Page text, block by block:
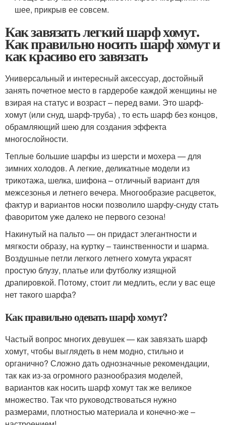
шее, прикрыв ее совсем.
Как завязать легкий шарф хомут.
Как правильно носить шарф хомут и
как красиво его завязать
Универсальный и интересный аксессуар, достойный
занять почетное место в гардеробе каждой женщины не
взирая на статус и возраст – перед вами. Это шарф-
хомут (или снуд, шарф-труба) , то есть шарф без концов,
обрамляющий шею для создания эффекта
многослойности.
Теплые большие шарфы из шерсти и мохера — для
зимних холодов. А легкие, деликатные модели из
трикотажа, шелка, шифона – отличный вариант для
межсезонья и летнего вечера. Многообразие расцветок,
фактур и вариантов носки позволило шарфу-снуду стать
фаворитом уже далеко не первого сезона!
Накинутый на пальто — он придаст элегантности и
мягкости образу, на куртку – таинственности и шарма.
Воздушные петли легкого летнего хомута украсят
простую блузу, платье или футболку изящной
драпировкой. Потому, стоит ли медлить, если у вас еще
нет такого шарфа?
Как правильно одевать шарф хомут?
Частый вопрос многих девушек — как завязать шарф
хомут, чтобы выглядеть в нем модно, стильно и
органично? Сложно дать однозначные рекомендации,
так как из-за огромного разнообразия моделей,
вариантов как носить шарф хомут так же великое
множество. Так что руководствоваться нужно
размерами, плотностью материала и конечно-же –